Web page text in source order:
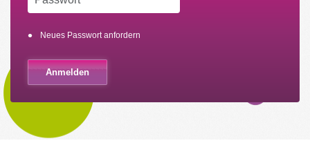
Neues Passwort anfordern